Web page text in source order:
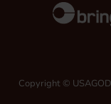
Copyright ©